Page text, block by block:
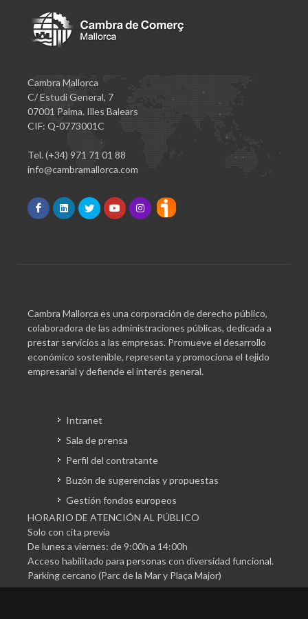
Cambra Mallorca
C/ Estudi General, 7
07001 Palma. Illes Balears
CIF: Q-0773001C
Tel. (+34) 971 71 01 88
info@cambramallorca.com
Cambra Mallorca es una corporación de derecho público,
colaboradora de las administraciones públicas, dedicada a
prestar servicios a las empresas. Promueve el desarrollo
económico sostenible, representa y promociona el tejido
empresarial y defiende el interés general.
Intranet
Sala de prensa
Perfil del contratante
Buzón de sugerencias y propuestas
Gestión fondos europeos
HORARIO DE ATENCIÓN AL PÚBLICO
Solo con cita previa
De lunes a viernes: de 9:00h a 14:00h
Acceso habilitado para personas con diversidad funcional.
Parking cercano (Parc de la Mar y Plaça Major)